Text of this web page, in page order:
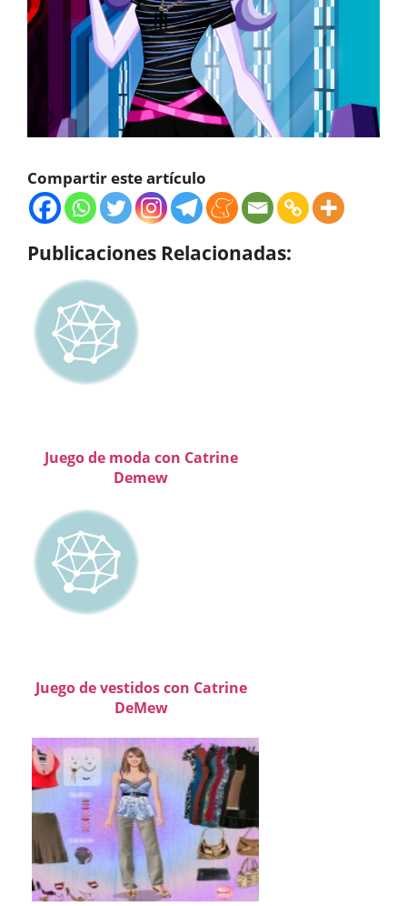
Compartir este artículo
Publicaciones Relacionadas:
Juego de moda con Catrine
Demew
Juego de vestidos con Catrine
DeMew